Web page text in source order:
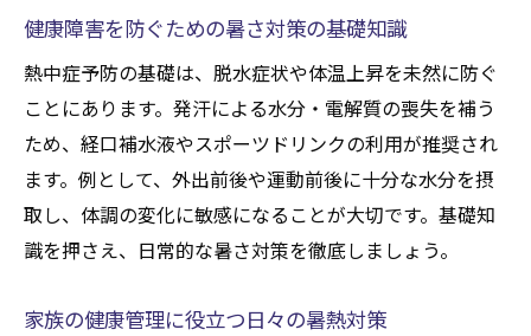
健康観点からみる症状別の注意ポイント
深刻な健康被害を防ぐための早期発見法
健康を守るための正しい応急措置の手順
高齢者や子どもを守るための実践的な健康管理
高齢者の健康と熱中症予防の生活習慣
子どもの健康を支える具体的な対策の実践
法
健康障害を防ぐための暑さ対策の基礎知識
熱中症予防の基礎は、脱水症状や体温上昇を未然に防ぐ
ことにあります。発汗による水分・電解質の喪失を補う
ため、経口補水液やスポーツドリンクの利用が推奨され
ます。例として、外出前後や運動前後に十分な水分を摂
取し、体調の変化に敏感になることが大切です。基礎知
識を押さえ、日常的な暑さ対策を徹底しましょう。
家族の健康管理に役立つ日々の暑熱対策